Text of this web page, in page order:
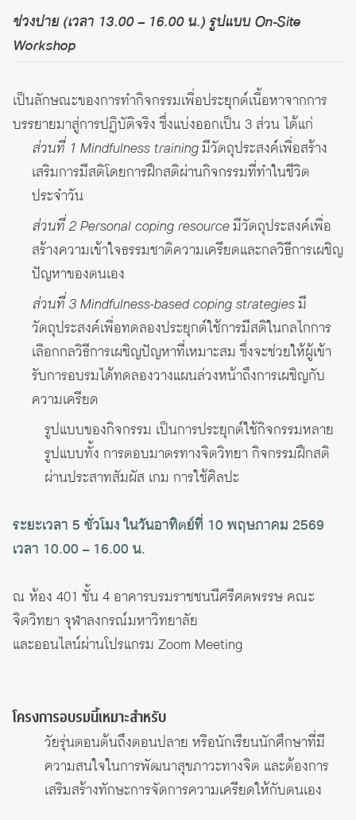
ช่วงบ่าย (เวลา 13.00 – 16.00 น.) รูปแบบ On-Site
Workshop
เป็นลักษณะของการทำกิจกรรมเพื่อประยุกต์เนื้อหาจากการ
บรรยายมาสู่การปฏิบัติจริง ซึ่งแบ่งออกเป็น 3 ส่วน ได้แก่
ส่วนที่ 1 Mindfulness trainingมีวัตถุประสงค์เพื่อสร้าง
เสริมการมีสติโดยการฝึกสติผ่านกิจกรรมที่ทำในชีวิต
ประจำวัน
ส่วนที่ 2 Personal coping resourceมีวัตถุประสงค์เพื่อ
สร้างความเข้าใจธรรมชาติความเครียดและกลวิธีการเผชิญ
ปัญหาของตนเอง
ส่วนที่ 3 Mindfulness-based coping strategiesมี
วัตถุประสงค์เพื่อทดลองประยุกต์ใช้การมีสติในกลไกการ
เลือกกลวิธีการเผชิญปัญหาที่เหมาะสม ซึ่งจะช่วยให้ผู้เข้า
รับการอบรมได้ทดลองวางแผนล่วงหน้าถึงการเผชิญกับ
ความเครียด
รูปแบบของกิจกรรม เป็นการประยุกต์ใช้กิจกรรมหลาย
รูปแบบทั้ง การตอบมาตรทางจิตวิทยา กิจกรรมฝึกสติ
ผ่านประสาทสัมผัส เกม การใช้ศิลปะ
ระยะเวลา 5 ชั่วโมง ในวันอาทิตย์ที่ 10 พฤษภาคม 2569
เวลา 10.00 – 16.00 น.
ณ ห้อง 401 ชั้น 4 อาคารบรมราชชนนีศรีศตพรรษ คณะ
จิตวิทยา จุฬาลงกรณ์มหาวิทยาลัย
และออนไลน์ผ่านโปรแกรม Zoom Meeting
โครงการอบรมนี้เหมาะสำหรับ
วัยรุ่นตอนต้นถึงตอนปลาย หรือนักเรียนนักศึกษาที่มี
ความสนใจในการพัฒนาสุขภาวะทางจิต และต้องการ
เสริมสร้างทักษะการจัดการความเครียดให้กับตนเอง